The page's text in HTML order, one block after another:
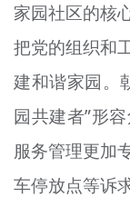
家园社区的核
把党的组织和
建和谐家园。
园共建者”形
服务管理更加
车停放点等诉